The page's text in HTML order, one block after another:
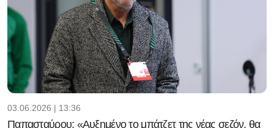
03.06.2026 | 13:36
Παπασταύρου: «Αυξημένο το μπάτζετ της νέας σεζόν, θα